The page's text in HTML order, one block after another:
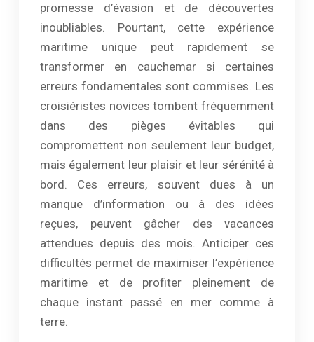
promesse d’évasion et de découvertes
inoubliables. Pourtant, cette expérience
maritime unique peut rapidement se
transformer en cauchemar si certaines
erreurs fondamentales sont commises. Les
croisiéristes novices tombent fréquemment
dans des pièges évitables qui
compromettent non seulement leur budget,
mais également leur plaisir et leur sérénité à
bord. Ces erreurs, souvent dues à un
manque d’information ou à des idées
reçues, peuvent gâcher des vacances
attendues depuis des mois. Anticiper ces
difficultés permet de maximiser l’expérience
maritime et de profiter pleinement de
chaque instant passé en mer comme à
terre.